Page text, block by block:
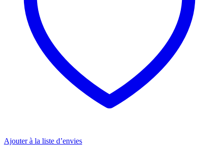
Ajouter à la liste d’envies